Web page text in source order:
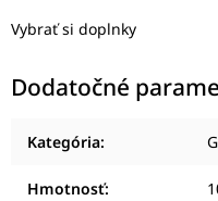
Vybrať si doplnky
Dodatočné
Kategória:
Hmotnosť: